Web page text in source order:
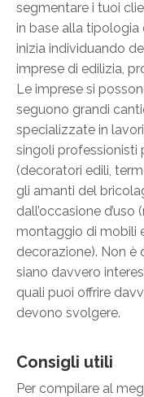
segmentare i tuoi
in base alla
inizia individuando
imprese di edilizia,
Le imprese si
seguono grandi
specializzate in
singoli professionisti
(decoratori edili,
gli amanti del
dall’occasione
montaggio di mobili
decorazione). Non
siano davvero
quali puoi offrire
devono svolgere.
Consigli utili
Per compilare al